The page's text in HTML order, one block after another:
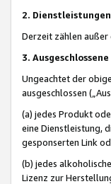
2. Dienstleistungen
Derzeit zählen außer
3.
Ungeachtet der
ausgeschlossen
(a) jedes Produkt
eine Dienstleistung,
gesponserten Link
(b) jedes
Lizenz zur